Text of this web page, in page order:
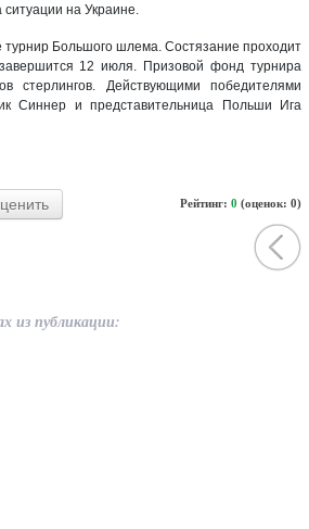
на Украине.
турнир Большого шлема. Состязание проходит
12 июля. Призовой фонд турнира
стерлингов. Действующими победителями
Синнер и представительница Польши Ига
Рейтинг: 0 (оценок: 0)
из публикации: